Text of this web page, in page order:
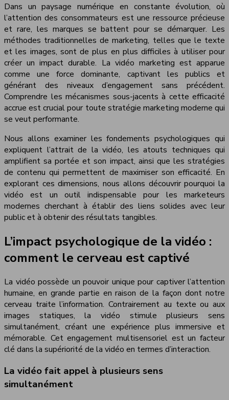
Dans un paysage numérique en constante évolution, où
l’attention des consommateurs est une ressource précieuse
et rare, les marques se battent pour se démarquer. Les
méthodes traditionnelles de marketing, telles que le texte
et les images, sont de plus en plus difficiles à utiliser pour
créer un impact durable. La vidéo marketing est apparue
comme une force dominante, captivant les publics et
générant des niveaux d’engagement sans précédent.
Comprendre les mécanismes sous-jacents à cette efficacité
accrue est crucial pour toute stratégie marketing moderne qui
se veut performante.
Nous allons examiner les fondements psychologiques qui
expliquent l’attrait de la vidéo, les atouts techniques qui
amplifient sa portée et son impact, ainsi que les stratégies
de contenu qui permettent de maximiser son efficacité. En
explorant ces dimensions, nous allons découvrir pourquoi la
vidéo est un outil indispensable pour les marketeurs
modernes cherchant à établir des liens solides avec leur
public et à obtenir des résultats tangibles.
L’impact psychologique de la vidéo :
comment le cerveau est captivé
La vidéo possède un pouvoir unique pour captiver l’attention
humaine, en grande partie en raison de la façon dont notre
cerveau traite l’information. Contrairement au texte ou aux
images statiques, la vidéo stimule plusieurs sens
simultanément, créant une expérience plus immersive et
mémorable. Cet engagement multisensoriel est un facteur
clé dans la supériorité de la vidéo en termes d’interaction.
La vidéo fait appel à plusieurs sens
simultanément